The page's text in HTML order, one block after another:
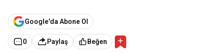
Google'da Abone Ol
0 Paylaş Beğen